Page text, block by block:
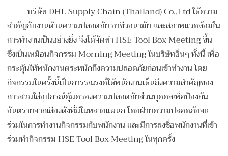
บริษัท DHL Supply Chain (Thailand) Co.,Ltd ให้ความ
สำคัญกับงานด้านความปลอดภัย อาชีวอนามัย และสภาพแวดล้อมใน
การทำงานเป็นอย่างยิ่ง จึงได้จัดทำ HSE Tool Box Meeting ขึ้น
ซึ่งเป็นเหมือนกิจกรรม Morning Meeting ในบริษัทอื่นๆ ทั้งนี้ เพื่อ
กระตุ้นให้พนักงานตระหนักถึงความปลอดภัยก่อนเข้าทำงาน โดย
กิจกรรมในครั้งนี้เป็นการรณรงค์ให้พนักงานเห็นถึงความสำคัญของ
การสวมใส่อุปกรณ์คุ้มครองความปลอดภัยส่วนบุคคลเพื่อป้องกัน
อันตรายจากเสียงดังที่มีในหลายแผนก โดยฝ่ายความปลอดภัยจะ
ร่วมในการทำงานกิจกรรมกับพนักงาน และมีการลงชื่อพนักงานที่เข้า
ร่วมทำกิจกรรม HSE Tool Box Meeting ในทุกครั้ง